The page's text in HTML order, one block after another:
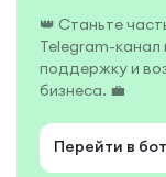
👑 Станьте
Telegram-канал
поддержку и
бизнеса. 💼
Перейти в